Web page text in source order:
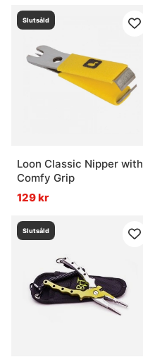
Slutsåld
Loon Classic Nipper with
Comfy Grip
129 kr
Slutsåld